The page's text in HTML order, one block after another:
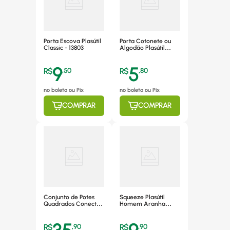
Porta Escova Plasútil
Classic - 13803
R$9,50
no boleto ou Pix
COMPRAR
Porta Cotonete ou
Algodão Plasútil
R$5,80
no boleto ou Pix
COMPRAR
Conjunto de Potes
Quadrados Conect 6
Detalhada O
R$ ,90
Squeeze Plasútil
Homem Aranha
R$ ,90